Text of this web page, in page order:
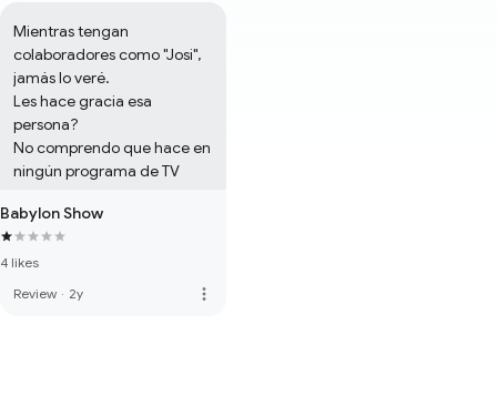
Mientras tengan
colaboradores como "Josi",
jamás lo veré.
Les hace gracia esa
persona?
No comprendo que hace en
ningún programa de TV
Babylon Show
4 likes
Review · 2y more_vert